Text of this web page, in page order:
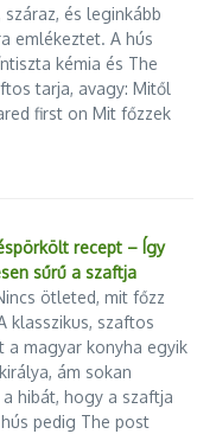
és leginkább
emlékeztet. A hús
kémia és The
tarja, avagy: Mitől
first on Mit főzzek
recept – Így
sűrű a szaftja
ötleted, mit főzz
klasszikus, szaftos
a magyar konyha egyik
ám sokan
hibát, hogy a szaftja
pedig The post